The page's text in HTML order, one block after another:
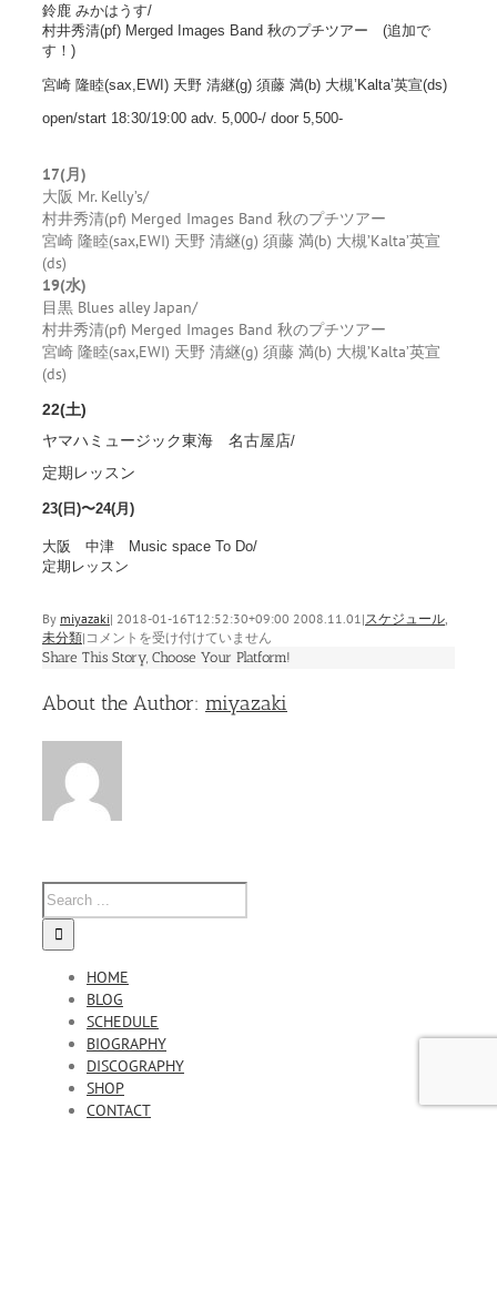
鈴鹿 みかはうす/
村井秀清(pf) Merged Images Band 秋のプチツアー (追加で
す！)
宮崎 隆睦(sax,EWI) 天野 清継(g) 須藤 満(b) 大槻’Kalta’英宣(ds)
open/start 18:30/19:00 adv. 5,000-/ door 5,500-
17(月)
大阪 Mr. Kelly’s/
村井秀清(pf) Merged Images Band 秋のプチツアー
宮崎 隆睦(sax,EWI) 天野 清継(g) 須藤 満(b) 大槻’Kalta’英宣
(ds)
19(水)
目黒 Blues alley Japan/
村井秀清(pf) Merged Images Band 秋のプチツアー
宮崎 隆睦(sax,EWI) 天野 清継(g) 須藤 満(b) 大槻’Kalta’英宣
(ds)
22(土)
ヤマハミュージック東海 名古屋店/
定期レッスン
23(日)〜24(月 )
大阪 中津
Music space To Do/
定期レッスン
By miyazaki| 2018-01-16T12:52:30+09:00 2008.11.01 | スケジュール
未分類| 11
月
定
コメントを受け付けていません
Share This Story, Choose Your Platform!
Facebook
Twitter
Linkedin
Reddit
Tumblr
Google+
Pinterest
Vk
Email
About the Author: miyazaki
HOME
BLOG
SCHEDULE
BIOGRAPHY
DISCOGRAPHY
SHOP
CONTACT